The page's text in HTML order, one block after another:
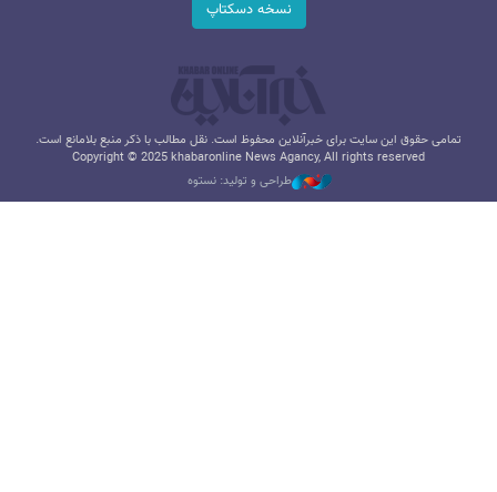
نسخه دسکتاپ
تمامی حقوق این سایت برای خبرآنلاین محفوظ است. نقل مطالب با ذکر منبع بلامانع است.
Copyright © 2025 khabaronline News Agancy, All rights reserved
طراحی و تولید: نستوه